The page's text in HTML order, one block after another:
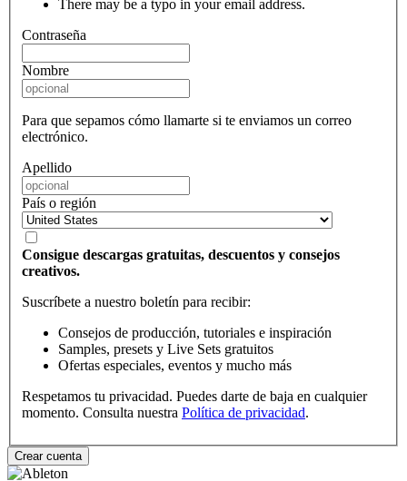
There may be a typo in your email address.
Contraseña
Nombre
Para que sepamos cómo llamarte si te enviamos un correo
electrónico.
Apellido
País o región
Consigue descargas gratuitas, descuentos y consejos
creativos.
Suscríbete a nuestro boletín para recibir:
Consejos de producción, tutoriales e inspiración
Samples, presets y Live Sets gratuitos
Ofertas especiales, eventos y mucho más
Respetamos tu privacidad. Puedes darte de baja en cualquier
momento. Consulta nuestra Política de privacidad.